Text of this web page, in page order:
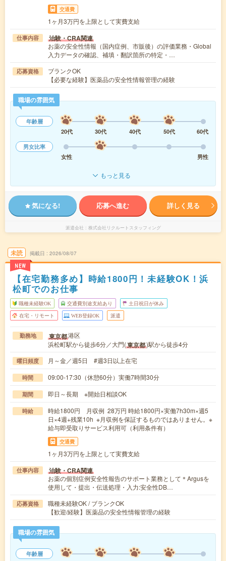
交通費
1ヶ月3万円を上限として実費支給
仕事内容 治験・CRA関連
お薬の安全性情報（国内症例、市販後）の評価業務・Global
入力データの確認、補填・翻訳箇所の特定・…
応募資格
ブランクOK
【必要な経験】医薬品の安全性情報管理の経験
職場の雰囲気
年齢層
20代
30代 40代 50代
60代
男女比率
女性
男性
もっと見る
気になる! 応募へ進む 詳しく見る
派遣会社 株式会社リクルートスタッフィング
未読
NEW
掲載日 2026/08/07
【在宅勤務多め】時給1800円！未経験OK！浜
松町でのお仕事
職種未経験OK 交通費別途支給あり 土日祝日が休み
在宅・リモート WEB登録OK 派遣
勤務地 東京都港区
浜松町駅から徒歩6分／大門(東京都)駅から徒歩4分
曜日頻度 月～金／週5日 #週3日以上在宅
時間 09:00-17:30（休憩60分）実働7時間30分
期間 即日～長期 ※開始日相談OK
時給
時給1800円 月収例 28万円 時給1800円×実働7h30m×週5
日×4週+残業10h ※月収例を保証するものではありません。※
給与即受取りサービス利用可（利用条件有）
交通費
1ヶ月3万円を上限として実費支給
仕事内容 治験・CRA関連
お薬の個別症例安全性報告のサポート業務として＊Argusを
使用して・提出・伝送処理・入力:安全性DB…
応募資格
職種未経験OK / ブランクOK
【歓迎/経験】医薬品の安全性情報管理の経験
職場の雰囲気
年齢層